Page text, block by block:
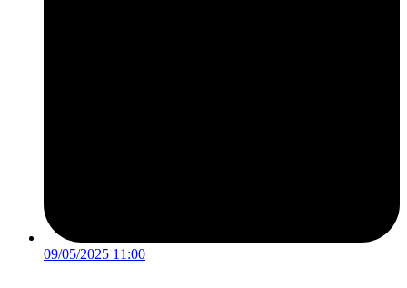
09/05/2025 11:00